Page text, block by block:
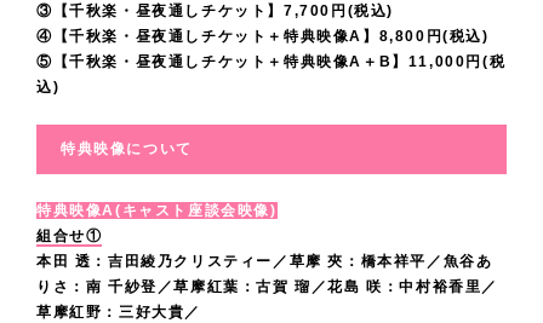
か
ら
夾
と
て
歩
ん
い
ま
、
し
て
す
い
ま
。
様
最
後
し
た
像
で
く
だ
い
♪
山
の
皆
い
る
品
に
出
で
き
③【千秋楽・昼夜通しチケット】7,700円(税込)
④【千秋楽・昼夜通しチケット＋特典映像A】8,800円(税込)
⑤【千秋楽・昼夜通しチケット＋特典映像A＋B】11,000円(税
込)
特典映像について
特典映像A(キャスト座談会映像)
組合せ①
本田 透：吉田綾乃クリスティー／草摩 夾：橋本祥平／魚谷あ
りさ：南 千紗登／草摩紅葉：古賀 瑠／花島 咲：中村裕香里／
草摩紅野：三好大貴／